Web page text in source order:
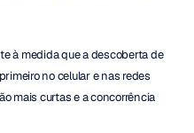
à medida que a descoberta de
no celular e nas redes
mais curtas e a concorrência